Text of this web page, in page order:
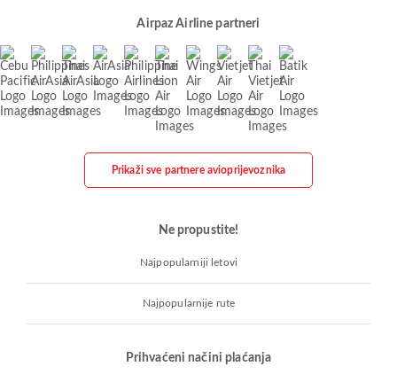
Airpaz Airline partneri
Prikaži sve partnere avioprijevoznika
Ne propustite!
Najpopularniji letovi
Najpopularnije rute
Prihvaćeni načini plaćanja